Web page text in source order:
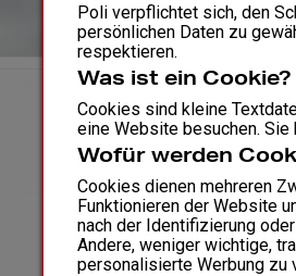
Poli verpflichtet sich, den
persönlichen Daten zu
respektieren.
Was ist ein Cookie?
Cookies sind kleine
eine Website besuchen.
Wofür werden
Cookies dienen mehreren
Funktionieren der Website
nach der Identifizierung
Andere, weniger wichtige,
personalisierte Werbung zu